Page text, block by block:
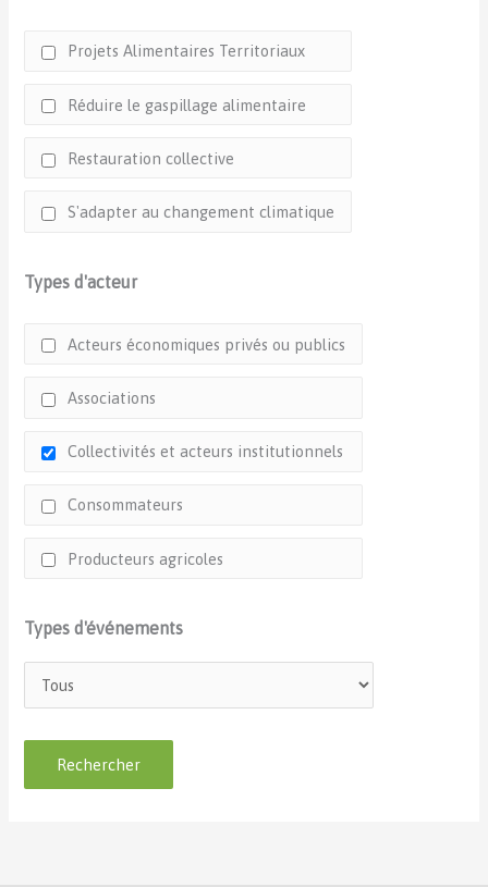
Projets Alimentaires Territoriaux
Réduire le gaspillage alimentaire
Restauration collective
S'adapter au changement climatique
Types d'acteur
Acteurs économiques privés ou publics
Associations
Collectivités et acteurs institutionnels
Consommateurs
Producteurs agricoles
Types d'événements